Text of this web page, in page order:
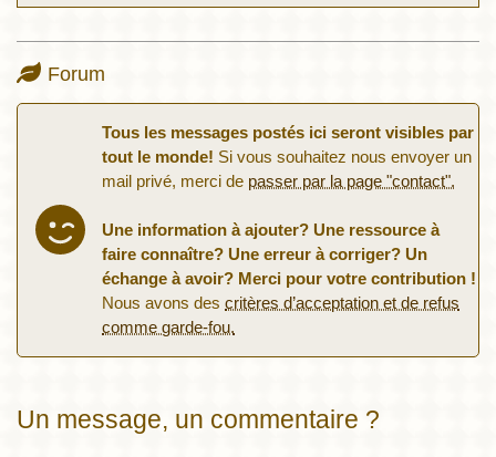
Forum
Tous les messages postés ici seront visibles par
tout le monde! Si vous souhaitez nous envoyer un
mail privé, merci de passer par la page "contact".
Une information à ajouter? Une ressource à
faire connaître? Une erreur à corriger? Un
échange à avoir? Merci pour votre contribution !
Nous avons descritères d’acceptation et de refus
comme garde-fou.
Un message, un commentaire ?